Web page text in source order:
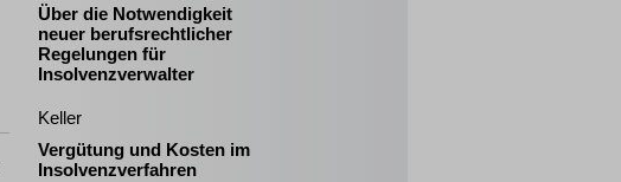
Über die Notwendigkeit
neuer berufsrechtlicher
Regelungen für
Insolvenzverwalter
Keller
Vergütung und Kosten im
Insolvenzverfahren